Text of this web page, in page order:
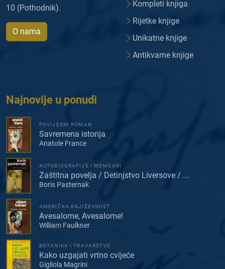
10 (Pothodnik).
O nama
Kompleti knjiga
Rijetke knjige
Unikatne knjige
Antikvarne knjige
Najnovije u ponudi
POVIJESNI ROMAN
Savremena istorija
Anatole France
AUTOBIOGRAFIJE I MEMOARI
Zaštitna povelja / Detinjstvo Liversove / ...
Boris Pasternak
AMERIČKA KNJIŽEVNOST
Avesalome, Avesalome!
William Faulkner
BOTANIKA I TRAVARSTVO
Kako uzgajati vrtno cvijeće
Gigliola Magrini